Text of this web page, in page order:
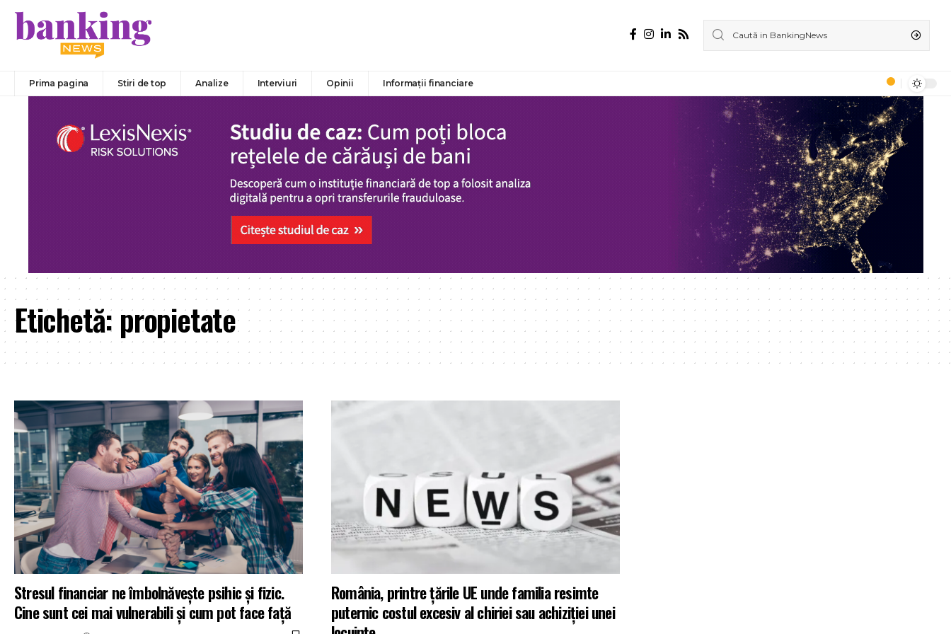
Prima pagina Stiri de top Analize Interviuri Opinii Informații financiare
Etichetă: propietate
Stresul financiar ne îmbolnăvește psihic și fizic.
Cine sunt cei mai vulnerabili și cum pot face față
România, printre țările UE unde familia resimte
puternic costul excesiv al chiriei sau achiziției unei